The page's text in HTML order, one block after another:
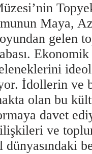
Maya,
gelen
İdollerin ve
olan bu
davet
ve
dünyasındaki